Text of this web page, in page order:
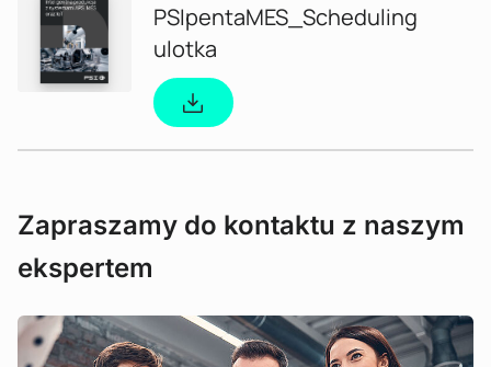
PSIpentaMES_Scheduling
ulotka
Zapraszamy do kontaktu z naszym
ekspertem